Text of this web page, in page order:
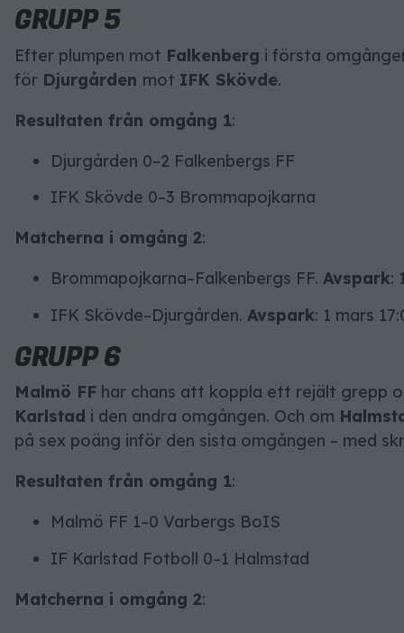
GRUPP 5
Efter plumpen mot Falkenberg i första
för Djurgården mot IFK Skövde.
Resultaten från omgång 1:
Djurgården 0–2 Falkenbergs FF
IFK Skövde 0–3 Brommapojkarna
Matcherna i omgång 2:
Brommapojkarna–Falkenbergs FF. Avspark:
IFK Skövde–Djurgården. Avspark: 1 mars
GRUPP 6
Malmö FF har chans att koppla ett rejält grepp
Karlstad i den andra omgången. Och om
på sex poäng inför den sista omgången – med
Resultaten från omgång 1:
Malmö FF 1–0 Varbergs BoIS
IF Karlstad Fotboll 0–1 Halmstad
Matcherna i omgång 2: